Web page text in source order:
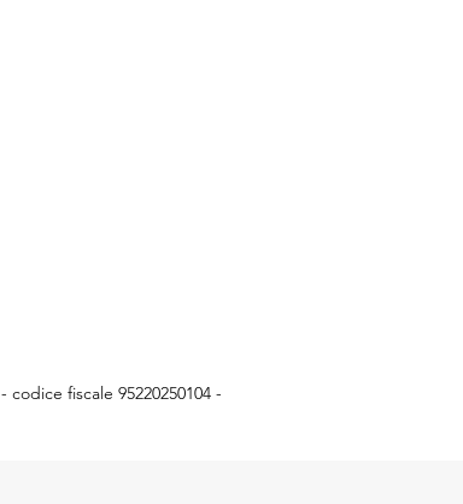
- codice fiscale 95220250104 -